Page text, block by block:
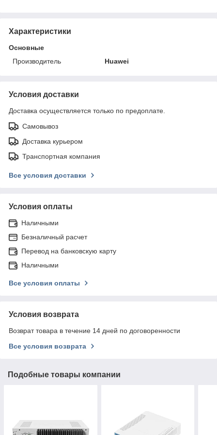
Характеристики
Основные
Производитель
Huawei
Условия доставки
Доставка осуществляется только по предоплате.
Самовывоз
Доставка курьером
Транспортная компания
Все условия доставки
Условия оплаты
Наличными
Безналичный расчет
Перевод на банковскую карту
Наличными
Все условия оплаты
Условия возврата
Возврат товара в течение 14 дней по договоренности
Все условия возврата
Подобные товары компании